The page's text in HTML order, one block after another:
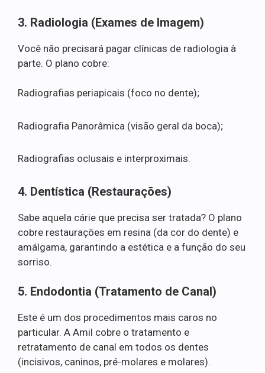
3. Radiologia (Exames de Imagem)
Você não precisará pagar clínicas de radiologia à
parte. O plano cobre:
Radiografias periapicais (foco no dente);
Radiografia Panorâmica (visão geral da boca);
Radiografias oclusais e interproximais.
4. Dentística (Restaurações)
Sabe aquela cárie que precisa ser tratada? O plano
cobre restaurações em resina (da cor do dente) e
amálgama, garantindo a estética e a função do seu
sorriso.
5. Endodontia (Tratamento de Canal)
Este é um dos procedimentos mais caros no
particular. A Amil cobre o tratamento e
retratamento de canal em todos os dentes
(incisivos, caninos, pré-molares e molares).